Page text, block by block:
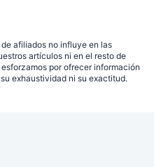
afiliados no influye en las
artículos ni en el resto de
por ofrecer información
exhaustividad ni su exactitud.